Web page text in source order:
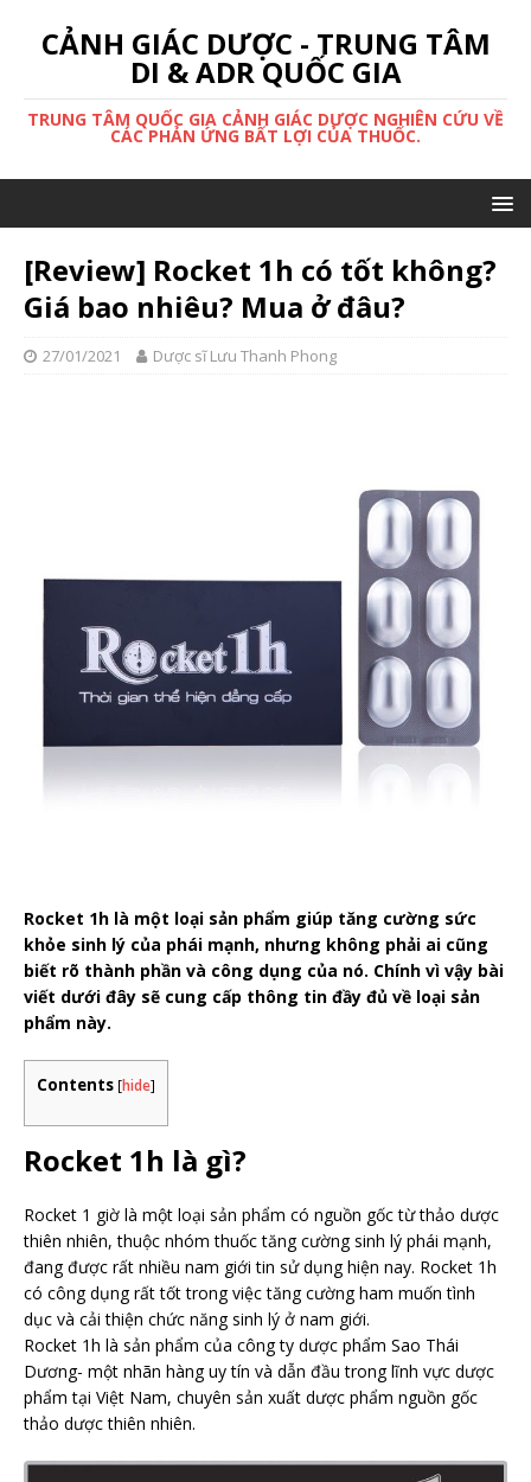
CẢNH GIÁC DƯỢC - TRUNG TÂM
DI & ADR QUỐC GIA
TRUNG TÂM QUỐC GIA CẢNH GIÁC DƯỢC NGHIÊN CỨU VỀ
CÁC PHẢN ỨNG BẤT LỢI CỦA THUỐC.
[Review] Rocket 1h có tốt không?
Giá bao nhiêu? Mua ở đâu?
27/01/2021 Dược sĩ Lưu Thanh Phong
Rocket 1h là một loại sản phẩm giúp tăng cường sức
khỏe sinh lý của phái mạnh, nhưng không phải ai cũng
biết rõ thành phần và công dụng của nó. Chính vì vậy bài
viết dưới đây sẽ cung cấp thông tin đầy đủ về loại sản
phẩm này.
Contents [hide]
Rocket 1h là gì?
Rocket 1 giờ là một loại sản phẩm có nguồn gốc từ thảo dược
thiên nhiên, thuộc nhóm thuốc tăng cường sinh lý phái mạnh,
đang được rất nhiều nam giới tin sử dụng hiện nay. Rocket 1h
có công dụng rất tốt trong việc tăng cường ham muốn tình
dục và cải thiện chức năng sinh lý ở nam giới.
Rocket 1h là sản phẩm của công ty dược phẩm Sao Thái
Dương- một nhãn hàng uy tín và dẫn đầu trong lĩnh vực dược
phẩm tại Việt Nam, chuyên sản xuất dược phẩm nguồn gốc
thảo dược thiên nhiên.